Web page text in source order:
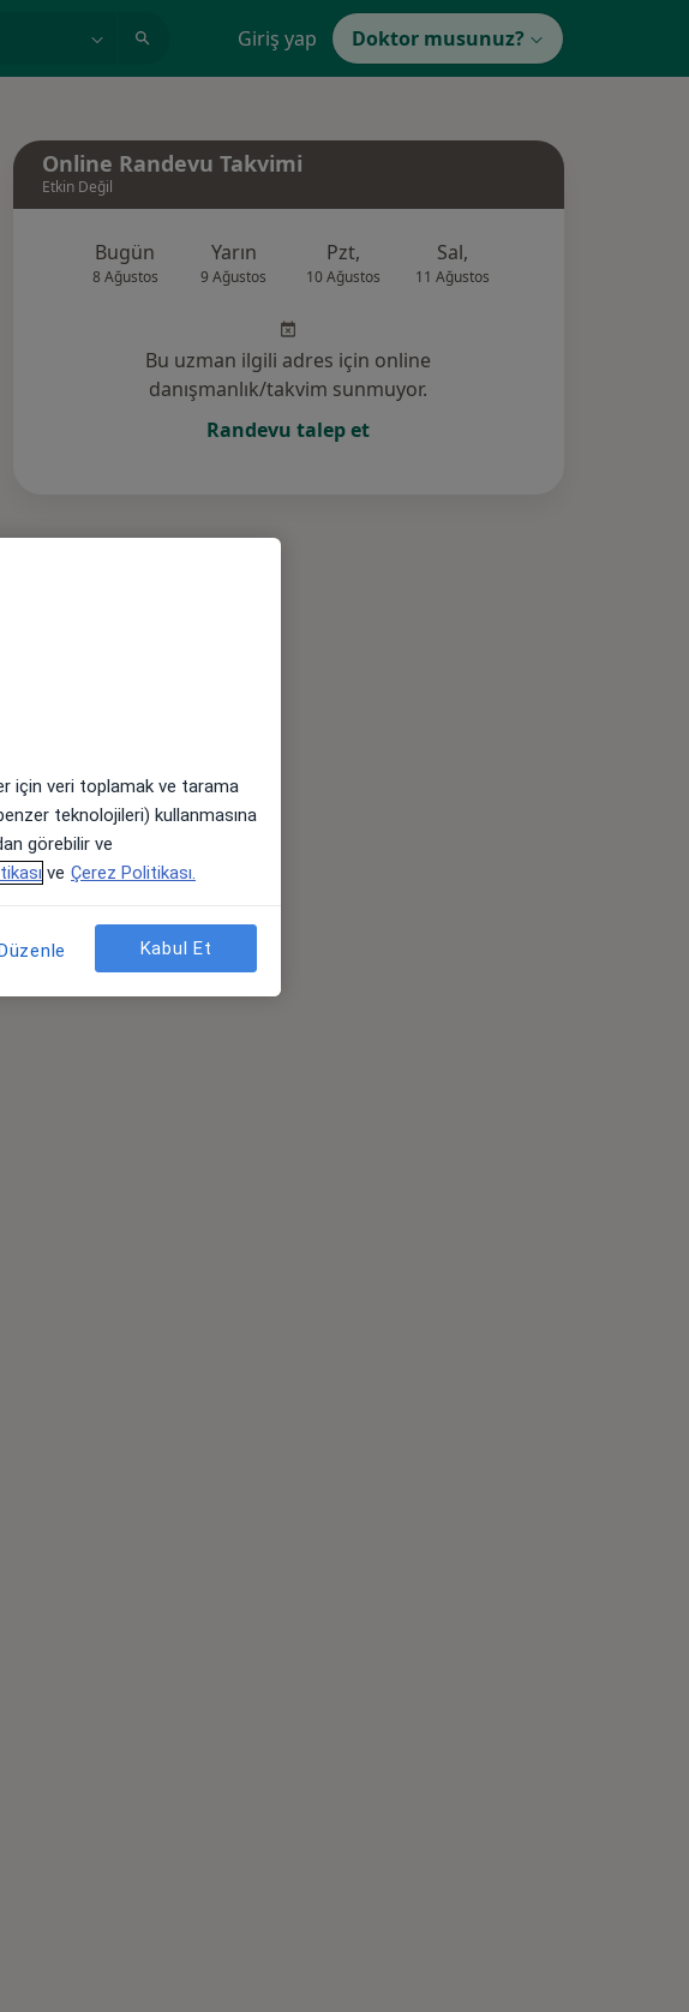
Giriş yap Doktor musunuz?
Online Randevu Takvimi
Etkin Değil
Bugün
8 Ağustos
Yarın
9 Ağustos
Pzt,
10 Ağustos
Sal,
11 Ağustos
Bu uzman ilgili adres için online
danışmanlık/takvim sunmuyor.
Randevu talep et
için veri toplamak ve tarama
teknolojileri) kullanmasına
görebilir ve
ve Çerez Politikası.
Kabul Et